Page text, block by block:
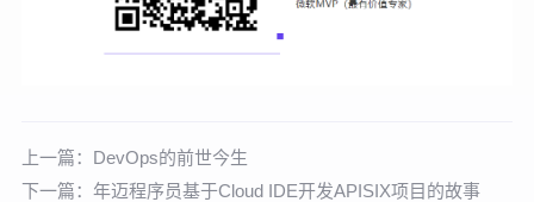
上一篇： DevOps的前世今生
下一篇： 年迈程序员基于Cloud IDE开发APISIX项目的故事